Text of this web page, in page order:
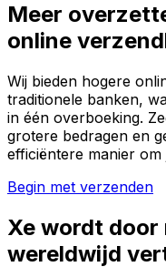
Meer
online
Wij bieden hogere
traditionele banken,
in één overboeking.
grotere bedragen en
efficiëntere manier
Begin met verzenden
Xe wordt door
wereldwijd